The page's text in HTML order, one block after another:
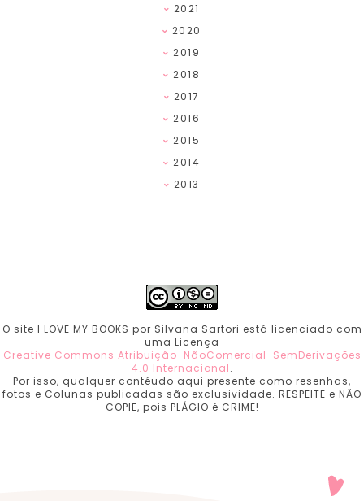
2021
2020
2019
2018
2017
2016
2015
2014
2013
O site I LOVE MY BOOKS por Silvana Sartori está licenciado com
uma Licença
Creative Commons Atribuição-NãoComercial-SemDerivações
4.0 Internacional.
Por isso, qualquer contéudo aqui presente como resenhas,
fotos e Colunas publicadas são exclusividade. RESPEITE e NÃO
COPIE, pois PLÁGIO é CRIME!